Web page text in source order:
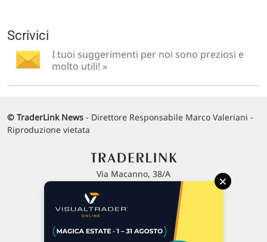
Scrivici
I tuoi suggerimenti per noi sono preziosi e
molto utili! »
© TraderLink News - Direttore Responsabile Marco Valeriani -
Riproduzione vietata
Via Macanno, 38/A
P.IVA 02 452 460 401
Chi siamo
×